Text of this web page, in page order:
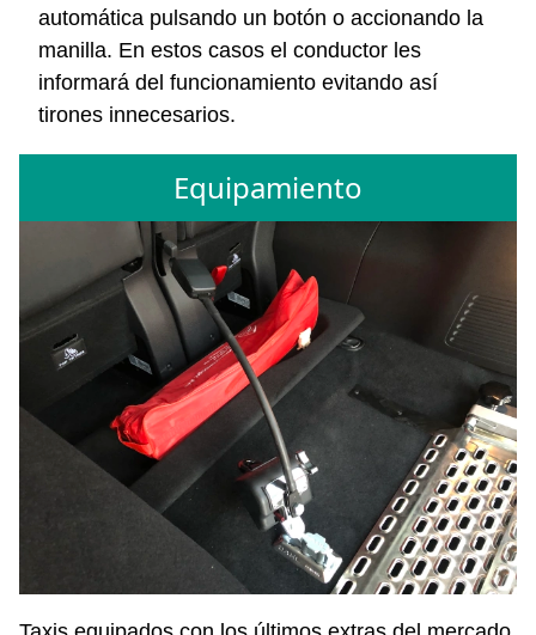
automática pulsando un botón o accionando la
manilla. En estos casos el conductor les
informará del funcionamiento evitando así
tirones innecesarios.
Equipamiento